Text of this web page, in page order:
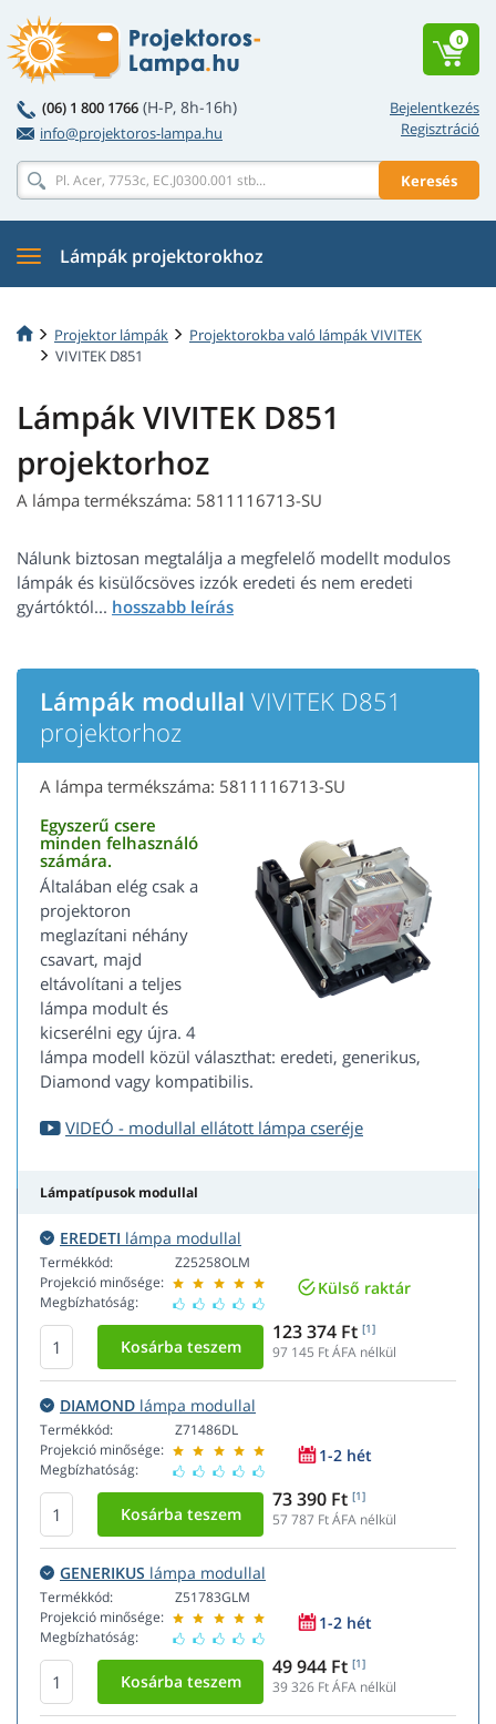
Bejelentkezés
Regisztráció
(06) 1 800 1766 (H-P, 8h-16h)
info@projektoros-lampa.hu
Keresés
0
Lámpák projektorokhoz
Projektor lámpák
Projektorokba való lámpák VIVITEK
VIVITEK D851
Lámpák VIVITEK D851
projektorhoz
A lámpa termékszáma: 5811116713-SU
Nálunk biztosan megtalálja a megfelelő modellt modulos
lámpák és kisülőcsöves izzók eredeti és nem eredeti
gyártóktól...
Lámpák modullal VIVITEK D851
projektorhoz
A lámpa termékszáma: 5811116713-SU
Egyszerű csere
minden felhasználó
számára.
Általában elég csak a
projektoron
meglazítani néhány
csavart, majd
eltávolítani a teljes
lámpa modult és
kicserélni egy újra. 4
lámpa modell közül választhat: eredeti, generikus,
Diamond vagy kompatibilis.
VIDEÓ - modullal ellátott lámpa cseréje
Lámpatípusok modullal
EREDETI lámpa modullal
Termékkód:
Projekció minősége:
Megbízhatóság:
Z25258OLM
Külső raktár
123 374 Ft [1]
97 145 Ft ÁFA nélkül
DIAMOND lámpa modullal
Termékkód:
Projekció minősége:
Megbízhatóság:
Z71486DL
1-2 hét
73 390 Ft [1]
57 787 Ft ÁFA nélkül
GENERIKUS lámpa modullal
Termékkód:
Projekció minősége:
Megbízhatóság:
Z51783GLM
1-2 hét
49 944 Ft [1]
39 326 Ft ÁFA nélkül